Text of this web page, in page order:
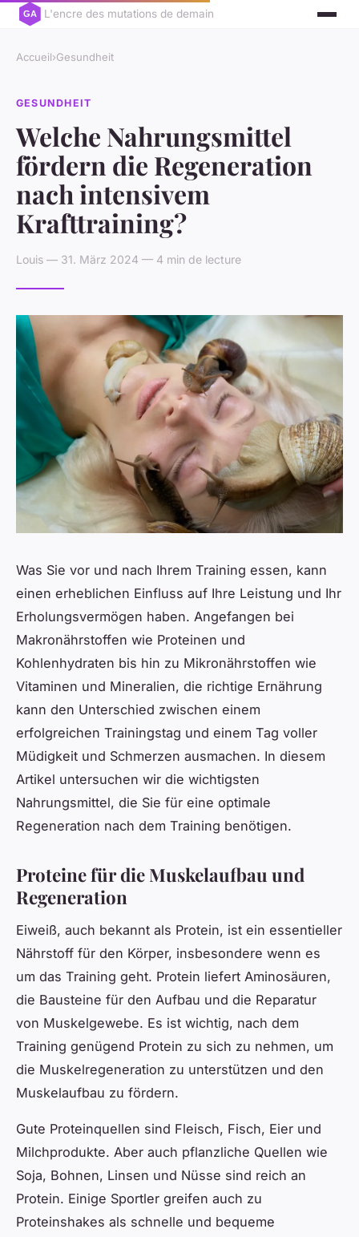
L'encre des mutations de demain
Accueil›Gesundheit
GESUNDHEIT
Welche Nahrungsmittel
fördern die Regeneration
nach intensivem
Krafttraining?
Louis — 31. März 2024 — 4 min de lecture
Was Sie vor und nach Ihrem Training essen, kann
einen erheblichen Einfluss auf Ihre Leistung und Ihr
Erholungsvermögen haben. Angefangen bei
Makronährstoffen wie Proteinen und
Kohlenhydraten bis hin zu Mikronährstoffen wie
Vitaminen und Mineralien, die richtige Ernährung
kann den Unterschied zwischen einem
erfolgreichen Trainingstag und einem Tag voller
Müdigkeit und Schmerzen ausmachen. In diesem
Artikel untersuchen wir die wichtigsten
Nahrungsmittel, die Sie für eine optimale
Regeneration nach dem Training benötigen.
Proteine für die Muskelaufbau und
Regeneration
Eiweiß, auch bekannt als Protein, ist ein essentieller
Nährstoff für den Körper, insbesondere wenn es
um das Training geht. Protein liefert Aminosäuren,
die Bausteine für den Aufbau und die Reparatur
von Muskelgewebe. Es ist wichtig, nach dem
Training genügend Protein zu sich zu nehmen, um
die Muskelregeneration zu unterstützen und den
Muskelaufbau zu fördern.
Gute Proteinquellen sind Fleisch, Fisch, Eier und
Milchprodukte. Aber auch pflanzliche Quellen wie
Soja, Bohnen, Linsen und Nüsse sind reich an
Protein. Einige Sportler greifen auch zu
Proteinshakes als schnelle und bequeme